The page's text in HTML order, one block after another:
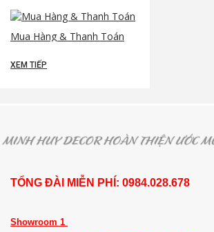
Mua Hàng & Thanh Toán
XEM TIẾP
TỔNG ĐÀI MIỄN PHÍ: 0984.028.678
Showroom 1